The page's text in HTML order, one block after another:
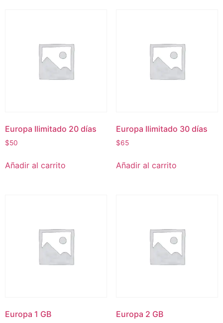
Europa Ilimitado 20 días
$50
Añadir al carrito
Europa Ilimitado 30 días
$65
Añadir al carrito
Europa 1 GB Europa 2 GB